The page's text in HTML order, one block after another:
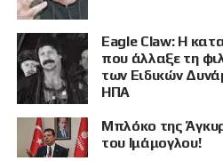
Eagle Claw: Η
που άλλαξε τη
των Ειδικών
ΗΠΑ
Μπλόκο της
του Ιμάμογλου!